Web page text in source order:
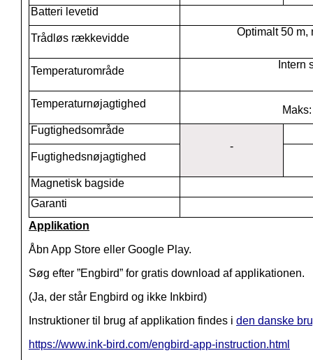
Batteri levetid
Trådløs rækkevidde
Optimalt 50
Temperaturområde
Intern
Temperaturnøjagtighed
Fugtighedsområde
-
Fugtighedsnøjagtighed
Magnetisk bagside
Garanti
Applikation
Åbn App Store eller Google Play.
Søg efter ”Engbird” for gratis download af applikationen.
(Ja, der står Engbird og ikke Inkbird)
Instruktioner til brug af applikation findes i den danske
https://www.ink-bird.com/engbird-app-instruction.html